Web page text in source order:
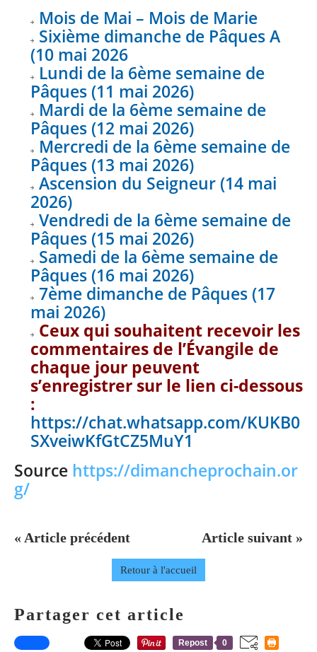
Mois de Mai – Mois de Marie
Sixième dimanche de Pâques A
(10 mai 2026
Lundi de la 6ème semaine de
Pâques (11 mai 2026)
Mardi de la 6ème semaine de
Pâques (12 mai 2026)
Mercredi de la 6ème semaine de
Pâques (13 mai 2026)
Ascension du Seigneur (14 mai
2026)
Vendredi de la 6ème semaine de
Pâques (15 mai 2026)
Samedi de la 6ème semaine de
Pâques (16 mai 2026)
7ème dimanche de Pâques (17
mai 2026)
Ceux qui souhaitent recevoir les
commentaires de l’Évangile de
chaque jour peuvent
s’enregistrer sur le lien ci-dessous
:
https://chat.whatsapp.com/KUKB0
SXveiwKfGtCZ5MuY1
Source https://dimancheprochain.or
g/
« Article précédent Article suivant »
Retour à l'accueil
Partager cet article
Repost 0